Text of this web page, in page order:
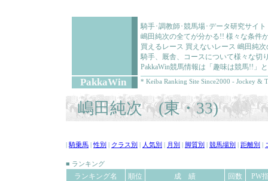
騎手･調教師･競馬場･データ研究サイ
嶋田純次の全てが分かる!! 様々な条件
買えるレース 買えないレース 嶋田純
騎手、厩舎、コースについて様々な切
PakkaWin競馬情報は「趣味は競馬!!」
PakkaWin * Keiba Ranking Site Since2000 - Jockey &
嶋田純次 (東・33)
騎乗馬 |性別 クラス別 人気別 月別 脚質別 競馬場別 距離別
■ ランキング
ランキング名 順位 成 績 回数
PW